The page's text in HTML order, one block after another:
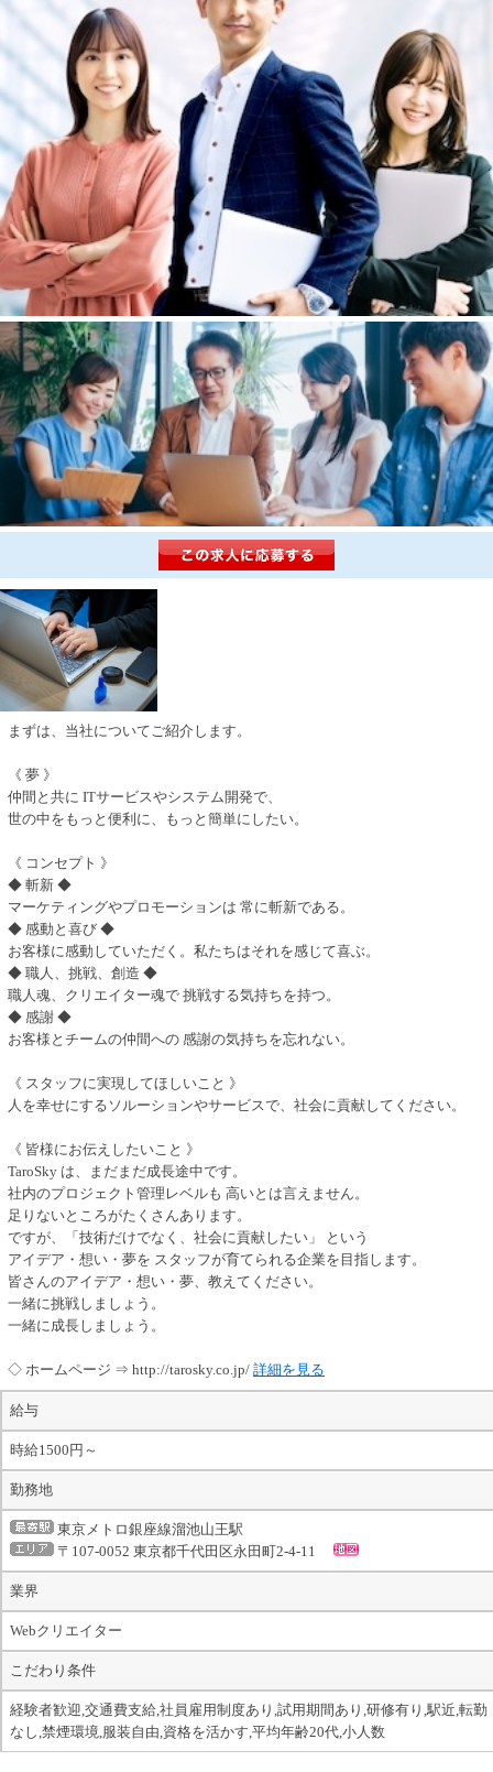
まずは、当社についてご紹介します。
《 夢 》
仲間と共に ITサービスやシステム開発で、
世の中をもっと便利に、もっと簡単にしたい。
《 コンセプト 》
◆ 斬新 ◆
マーケティングやプロモーションは 常に斬新である。
◆ 感動と喜び ◆
お客様に感動していただく。私たちはそれを感じて喜ぶ。
◆ 職人、挑戦、創造 ◆
職人魂、クリエイター魂で 挑戦する気持ちを持つ。
◆ 感謝 ◆
お客様とチームの仲間への 感謝の気持ちを忘れない。
《 スタッフに実現してほしいこと 》
人を幸せにするソルーションやサービスで、社会に貢献してください。
《 皆様にお伝えしたいこと 》
TaroSky は、まだまだ成長途中です。
社内のプロジェクト管理レベルも 高いとは言えません。
足りないところがたくさんあります。
ですが、「技術だけでなく、社会に貢献したい」 という
アイデア・想い・夢を スタッフが育てられる企業を目指します。
皆さんのアイデア・想い・夢、教えてください。
一緒に挑戦しましょう。
一緒に成長しましょう。
◇ ホームページ ⇒ http://tarosky.co.jp/ 詳細を見る
給与
時給1500円～
勤務地
東京メトロ銀座線溜池山王駅
〒107-0052 東京都千代田区永田町2-4-11
業界
Webクリエイター
こだわり条件
経験者歓迎,交通費支給,社員雇用制度あり,試用期間あり,研修有り,駅近,転勤
なし,禁煙環境,服装自由,資格を活かす,平均年齢20代,小人数